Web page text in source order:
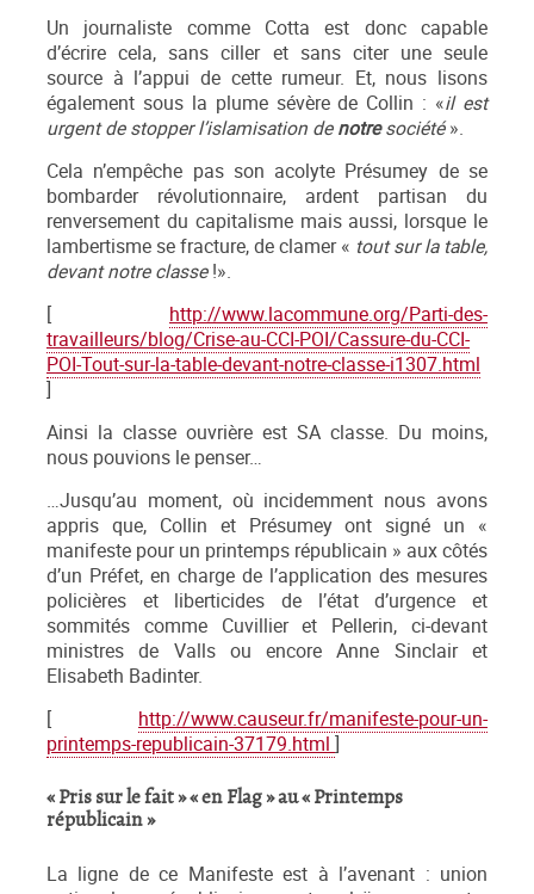
Un journaliste comme Cotta est donc capable
d’écrire cela, sans ciller et sans citer une seule
source à l’appui de cette rumeur. Et, nous lisons
également sous la plume sévère de Collin : «il est
urgent de stopper l’islamisation denotresociété».
Cela n’empêche pas son acolyte Présumey de se
bombarder révolutionnaire, ardent partisan du
renversement du capitalisme mais aussi, lorsque le
lambertisme se fracture, de clamer « tout sur la table,
devant notre classe!».
[ http://www.lacommune.org/Parti-des-
travailleurs/blog/Crise-au-CCI-POI/Cassure-du-CCI-
POI-Tout-sur-la-table-devant-notre-classe-i1307.html
]
Ainsi la classe ouvrière est SA classe. Du moins,
nous pouvions le penser…
…Jusqu’au moment, où incidemment nous avons
appris que, Collin et Présumey ont signé un «
manifeste pour un printemps républicain » aux côtés
d’un Préfet, en charge de l’application des mesures
policières et liberticides de l’état d’urgence et
sommités comme Cuvillier et Pellerin, ci-devant
ministres de Valls ou encore Anne Sinclair et
Elisabeth Badinter.
[ http://www.causeur.fr/manifeste-pour-un-
printemps-republicain-37179.html ]
« Pris sur le fait » « en Flag » au « Printemps
républicain »
La ligne de ce Manifeste est à l’avenant : union